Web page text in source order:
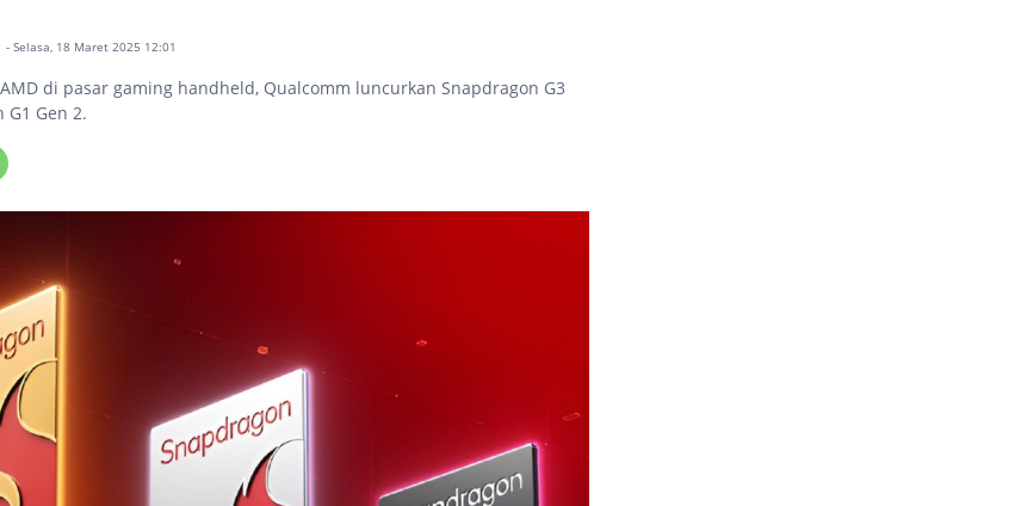
- Selasa, 18 Maret 2025 12:01
di pasar gaming handheld, Qualcomm luncurkan Snapdragon G3
G1 Gen 2.